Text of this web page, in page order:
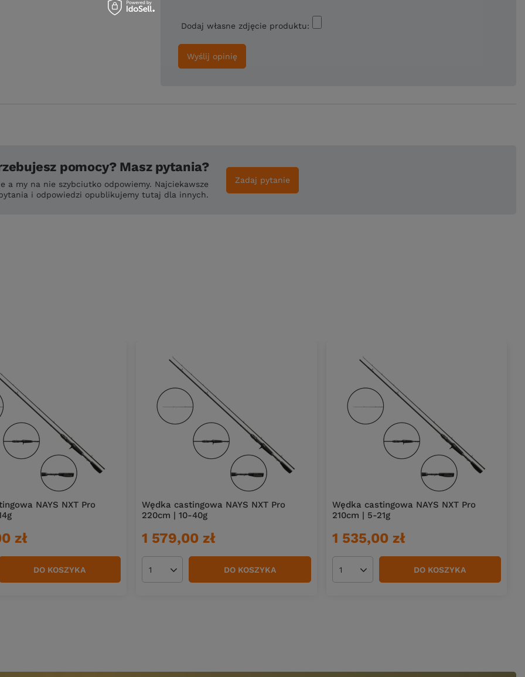
Dodaj własne zdjęcie produktu:
Wyślij opinię
pomocy? Masz pytania?
a my na nie szybciutko odpowiemy. Najciekawsze
i odpowiedzi opublikujemy tutaj dla innych.
Zadaj pytanie
NAYS NXT Pro
zł
DO KOSZYKA
Wędka castingowa NAYS NXT Pro
220cm | 10-40g
1 579,00 zł
Ilość produktów DO KOSZYKA
Wędka castingowa NAYS NXT Pro
210cm | 5-21g
1 535,00 zł
Ilość produktów DO KOSZYKA